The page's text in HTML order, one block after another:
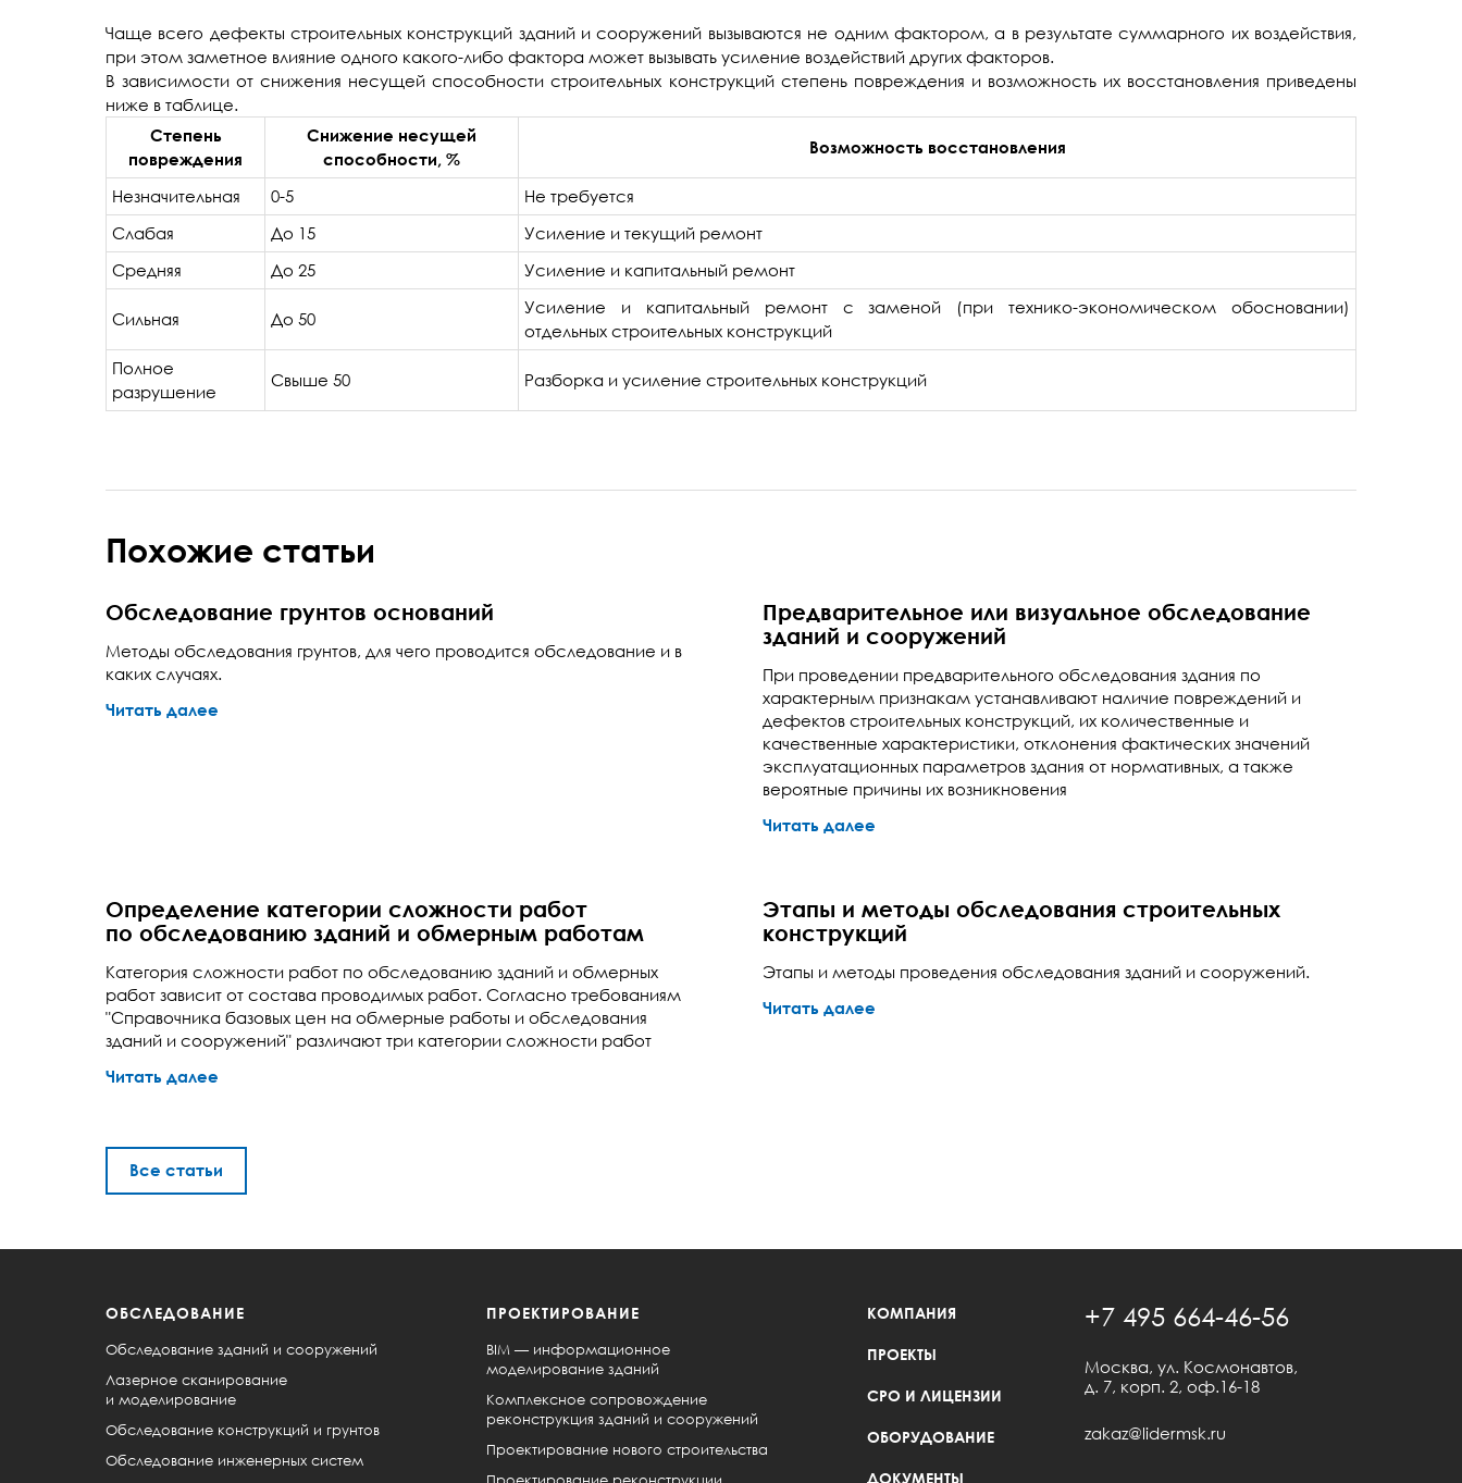
Чаще всего дефекты строительных конструкций зданий и сооружений вызываются не одним фактором, а в результате суммарного их воздействия,
при этом заметное влияние одного какого-либо фактора может вызывать усиление воздействий других факторов.
В зависимости от снижения несущей способности строительных конструкций степень повреждения и возможность их восстановления приведены
ниже в таблице.
Степень
повреждения
Снижение несущей
способности, %
Возможность восстановления
Незначительная 0-5
Не требуется
Слабая
До 15
Усиление и текущий ремонт
Средняя
До 25 Усиление и капитальный ремонт
Сильная До 50
Усиление и капитальный ремонт с заменой (при технико-экономическом обосновании)
отдельных строительных конструкций
Полное
разрушение
Свыше 50 Разборка и усиление строительных конструкций
Похожие статьи
Обследование грунтов оснований
Методы обследования грунтов, для чего проводится обследование и в
каких случаях.
Читать далее
Предварительное или визуальное обследование
зданий и сооружений
При проведении предварительного обследования здания по
характерным признакам устанавливают наличие повреждений и
дефектов строительных конструкций, их количественные и
качественные характеристики, отклонения фактических значений
эксплуатационных параметров здания от нормативных, а также
вероятные причины их возникновения
Читать далее
Определение категории сложности работ
по обследованию зданий и обмерным работам
Категория сложности работ по обследованию зданий и обмерных
работ зависит от состава проводимых работ. Согласно требованиям
"Справочника базовых цен на обмерные работы и обследования
зданий и сооружений" различают три категории сложности работ
Читать далее
Этапы и методы обследования строительных
конструкций
Этапы и методы проведения обследования зданий и сооружений.
Читать далее
Все статьи
ОБСЛЕДОВАНИЕ
Обследование зданий и сооружений
Лазерное сканирование
и моделирование
Обследование конструкций и грунтов
Обследование инженерных систем
ПРОЕКТИРОВАНИЕ
BIM — информационное
моделирование зданий
Комплексное сопровождение
реконструкция зданий и сооружений
Проектирование нового строительства
КОМПАНИЯ
ПРОЕКТЫ
СРО И ЛИЦЕНЗИИ
ОБОРУДОВАНИЕ
ДОКУМЕНТЫ
+7 495 664-46-56
Москва, ул. Космонавтов,
д. 7, корп. 2, оф.16-18
zakaz@lidermsk.ru